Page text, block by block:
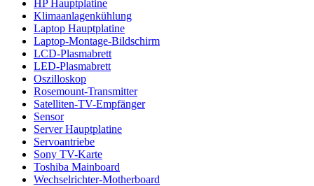
HP Hauptplatine
Klimaanlagenkühlung
Laptop Hauptplatine
Laptop-Montage-Bildschirm
LCD-Plasmabrett
LED-Plasmabrett
Oszilloskop
Rosemount-Transmitter
Satelliten-TV-Empfänger
Sensor
Server Hauptplatine
Servoantriebe
Sony TV-Karte
Toshiba Mainboard
Wechselrichter-Motherboard